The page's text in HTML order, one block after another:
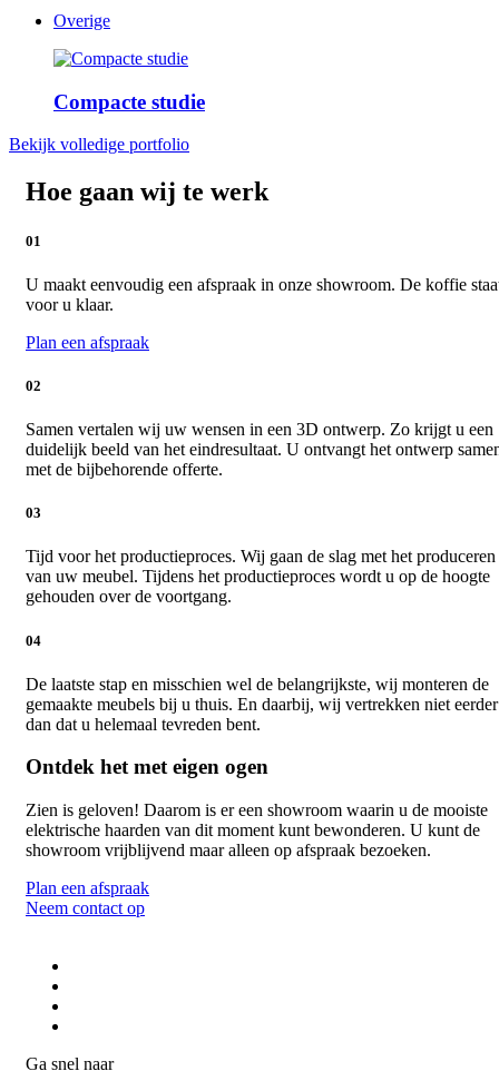
Overige
Compacte studie
Bekijk volledige portfolio
Hoe gaan wij te werk
01
U maakt eenvoudig een afspraak in onze showroom. De koffie
voor u klaar.
Plan een afspraak
02
Samen vertalen wij uw wensen in een 3D ontwerp. Zo krijgt u een
duidelijk beeld van het eindresultaat. U ontvangt het ontwerp
met de bijbehorende offerte.
03
Tijd voor het productieproces. Wij gaan de slag met het produceren
van uw meubel. Tijdens het productieproces wordt u op de hoogte
gehouden over de voortgang.
04
De laatste stap en misschien wel de belangrijkste, wij monteren de
gemaakte meubels bij u thuis. En daarbij, wij vertrekken niet eerder
dan dat u helemaal tevreden bent.
Ontdek het met eigen ogen
Zien is geloven! Daarom is er een showroom waarin u de mooiste
elektrische haarden van dit moment kunt bewonderen. U kunt de
showroom vrijblijvend maar alleen op afspraak bezoeken.
Plan een afspraak
Neem contact op
Ga snel naar